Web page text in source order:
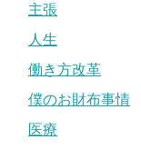
主張
人生
働き方改革
僕のお財布事情
医療